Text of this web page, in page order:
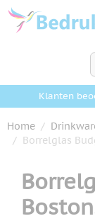
Ga naar de inhoud
Klanten
Home /
/ Borrelglas